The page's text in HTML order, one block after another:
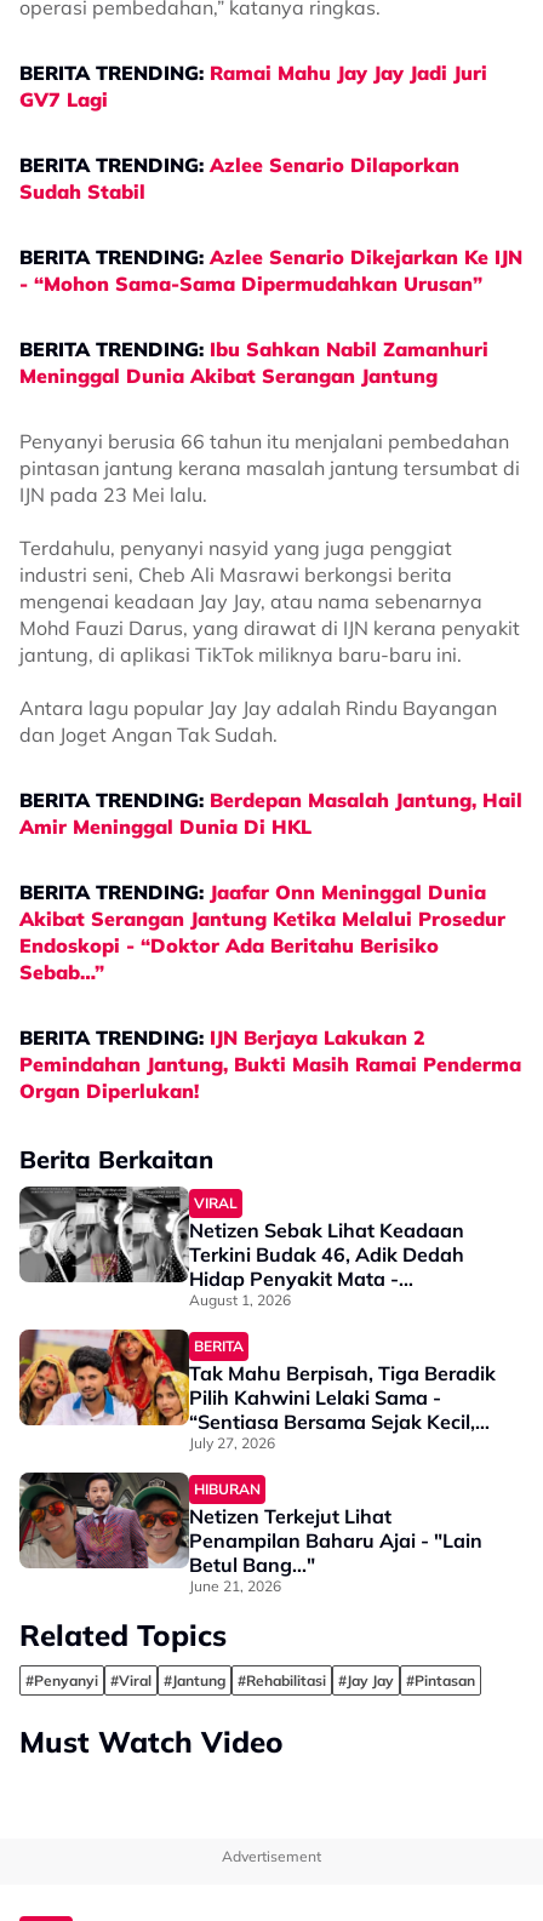
operasi pembedahan,” katanya ringkas.
BERITA TRENDING: Ramai Mahu Jay Jay Jadi Juri
GV7 Lagi
BERITA TRENDING:Azlee Senario Dilaporkan
Sudah Stabil
BERITA TRENDING:Azlee Senario Dikejarkan Ke IJN
- “Mohon Sama-Sama Dipermudahkan Urusan”
BERITA TRENDING: Ibu Sahkan Nabil Zamanhuri
Meninggal Dunia Akibat Serangan Jantung
Penyanyi berusia 66 tahun itu menjalani pembedahan
pintasan jantung kerana masalah jantung tersumbat di
IJN pada 23 Mei lalu.
Terdahulu, penyanyi nasyid yang juga penggiat
industri seni, Cheb Ali Masrawi berkongsi berita
mengenai keadaan Jay Jay, atau nama sebenarnya
Mohd Fauzi Darus, yang dirawat di IJN kerana penyakit
jantung, di aplikasi TikTok miliknya baru-baru ini.
Antara lagu popular Jay Jay adalah Rindu Bayangan
dan Joget Angan Tak Sudah.
BERITA TRENDING: Berdepan Masalah Jantung, Hail
Amir Meninggal Dunia Di HKL
BERITA TRENDING: Jaafar Onn Meninggal Dunia
Akibat Serangan Jantung Ketika Melalui Prosedur
Endoskopi - “Doktor Ada Beritahu Berisiko
Sebab…”
BERITA TRENDING: IJN Berjaya Lakukan 2
Pemindahan Jantung, Bukti Masih Ramai Penderma
Organ Diperlukan!
Berita Berkaitan
VIRAL
Netizen Sebak Lihat Keadaan
Terkini Budak 46, Adik Dedah
Hidap Penyakit Mata -
“Penglihatan Dia Memang Slowly
Makin Tak Nampak…”
August 1, 2026
BERITA
Tak Mahu Berpisah, Tiga Beradik
Pilih Kahwini Lelaki Sama -
“Sentiasa Bersama Sejak Kecil,
Tak Dapat Bayangkan Hidup
Berjauhan”
July 27, 2026
HIBURAN
Netizen Terkejut Lihat
Penampilan Baharu Ajai - "Lain
Betul Bang..."
June 21, 2026
Related Topics
#Penyanyi #Viral #Jantung #Rehabilitasi #Jay Jay #Pintasan
Must Watch Video
Advertisement